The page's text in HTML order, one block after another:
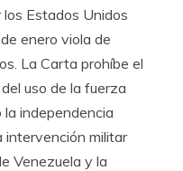
Estados Unidos
enero viola de
La Carta prohíbe el
uso de la fuerza
independencia
intervención militar
Venezuela y la